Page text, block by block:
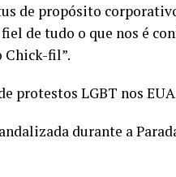
de propósito
de tudo o que nos é
Chick-fil”.
protestos LGBT nos
durante a